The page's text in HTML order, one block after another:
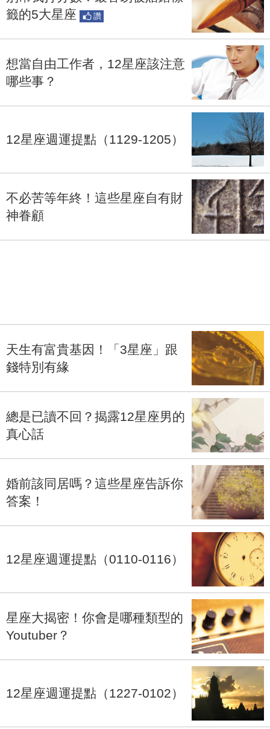
籤的5大星座
讚
想當自由工作者，12星座該注意
哪些事？
12星座週運提點（1129-1205）
不必苦等年終！這些星座自有財
神眷顧
天生有富貴基因！「3星座」跟
錢特別有緣
總是已讀不回？揭露12星座男的
真心話
婚前該同居嗎？這些星座告訴你
答案！
12星座週運提點（0110-0116）
星座大揭密！你會是哪種類型的
Youtuber？
12星座週運提點（1227-0102）